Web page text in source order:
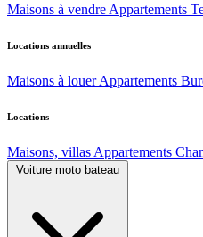
Maisons à vendre Appartements
Locations annuelles
Maisons à louer Appartements
Locations
Maisons, villas Appartements
Voiture moto bateau